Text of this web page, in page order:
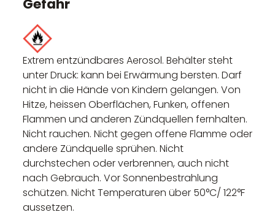
Extrem entzündbares Aerosol. Behälter steht
unter Druck: kann bei Erwärmung bersten. Darf
nicht in die Hände von Kindern gelangen. Von
Hitze, heissen Oberflächen, Funken, offenen
Flammen und anderen Zündquellen fernhalten.
Nicht rauchen. Nicht gegen offene Flamme oder
andere Zündquelle sprühen. Nicht
durchstechen oder verbrennen, auch nicht
nach Gebrauch. Vor Sonnenbestrahlung
schützen. Nicht Temperaturen über 50°C/ 122°F
aussetzen.